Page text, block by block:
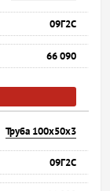
09Г2С
66 090
Труба 100х50х3
09Г2С